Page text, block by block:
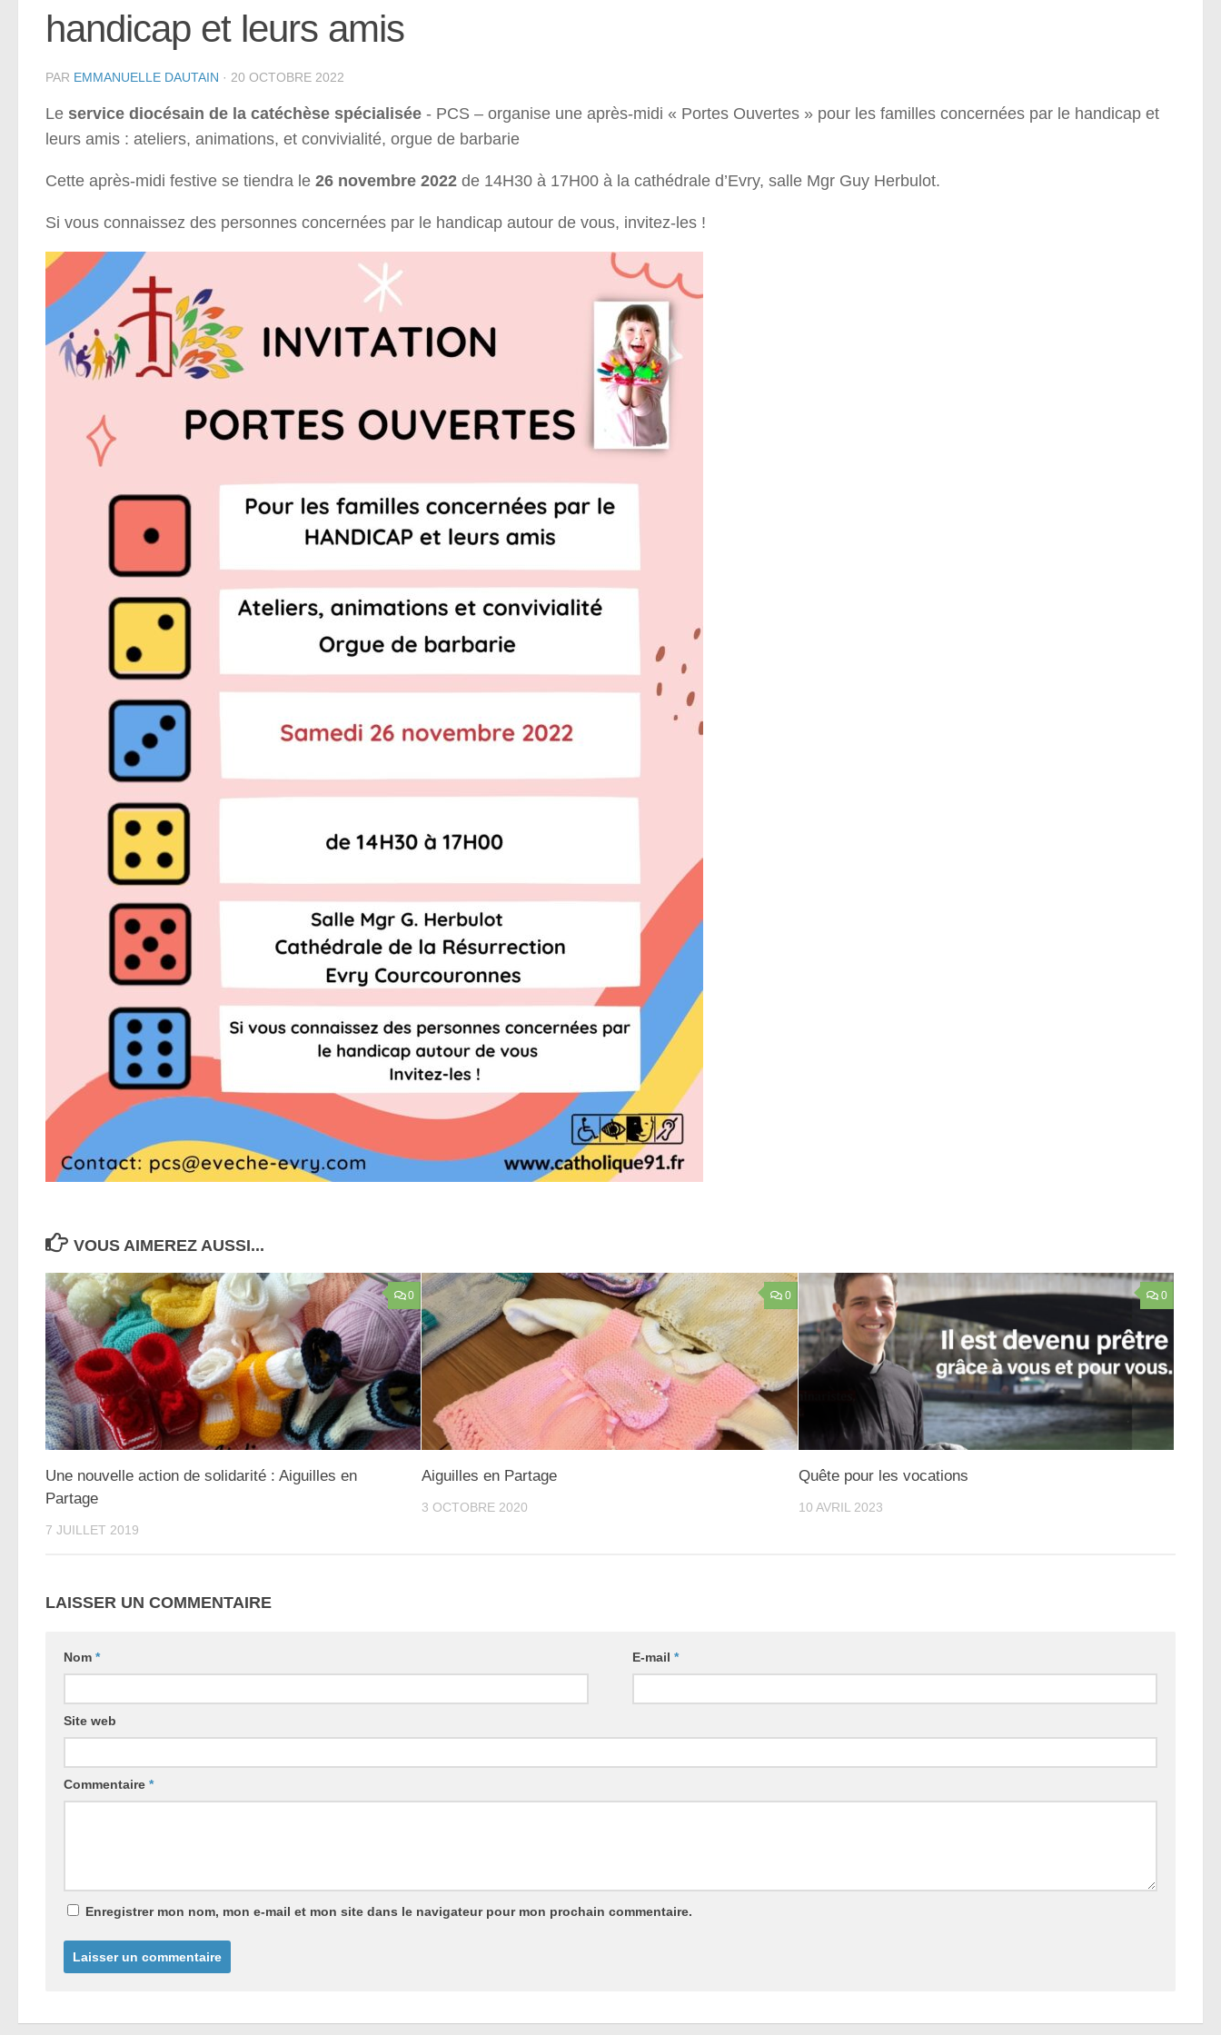
handicap et leurs amis
PAR EMMANUELLE DAUTAIN · 20 OCTOBRE 2022
Le service diocésain de la catéchèse spécialisée - PCS – organise une après-midi « Portes Ouvertes » pour les familles concernées par le handicap et
leurs amis : ateliers, animations, et convivialité, orgue de barbarie
Cette après-midi festive se tiendra le 26 novembre 2022 de 14H30 à 17H00 à la cathédrale d’Evry, salle Mgr Guy Herbulot.
Si vous connaissez des personnes concernées par le handicap autour de vous, invitez-les !
VOUS AIMEREZ AUSSI...
0
Une nouvelle action de solidarité : Aiguilles en
Partage
7 JUILLET 2019
0
Aiguilles en Partage
3 OCTOBRE 2020
0
Quête pour les vocations
10 AVRIL 2023
LAISSER UN COMMENTAIRE
Nom * E-mail*
Site web
Commentaire *
Enregistrer mon nom, mon e-mail et mon site dans le navigateur pour mon prochain commentaire.